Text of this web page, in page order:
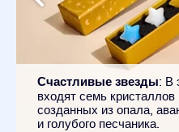
Счастливые звезды: В
входят семь
созданных из опала,
и голубого песчаника.